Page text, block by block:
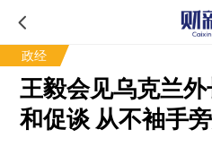
政经
王毅会见乌克兰
和促谈 从不袖手